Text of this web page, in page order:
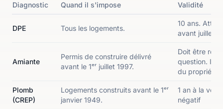
Diagnostic Quand il s'impose Validité
DPE Tous les logements.
10 ans.
avant juillet
Amiante
Permis de construire délivré
avant le 1ᵉʳ juillet 1997.
Doit être
question. Il
du
Plomb
(CREP)
Logements construits avant le 1ᵉʳ
janvier 1949.
1 an à la
négatif